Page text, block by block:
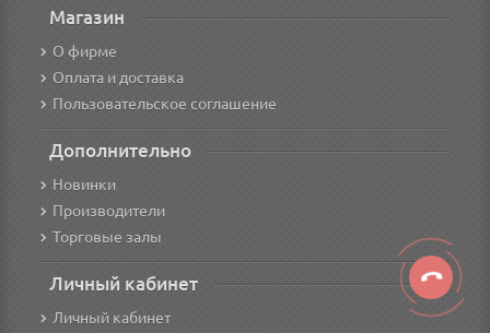
Магазин
О фирме
Оплата и доставка
Пользовательское соглашение
Дополнительно
Новинки
Производители
Торговые залы
Личный кабинет
Личный кабинет